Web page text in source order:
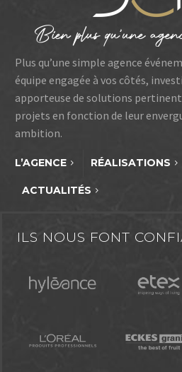
Plus qu’une simple agence
équipe engagée à vos côtés,
apporteuse de solutions
projets en fonction de leur
ambition.
L’AGENCE RÉALISATIONS
ACTUALITÉS
ILS NOUS FONT